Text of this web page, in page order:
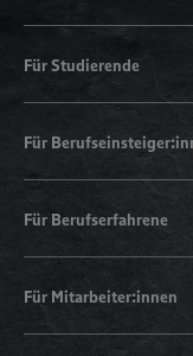
Für Studierende
Für
Für Berufserfahrene
Für Mitarbeiter:innen